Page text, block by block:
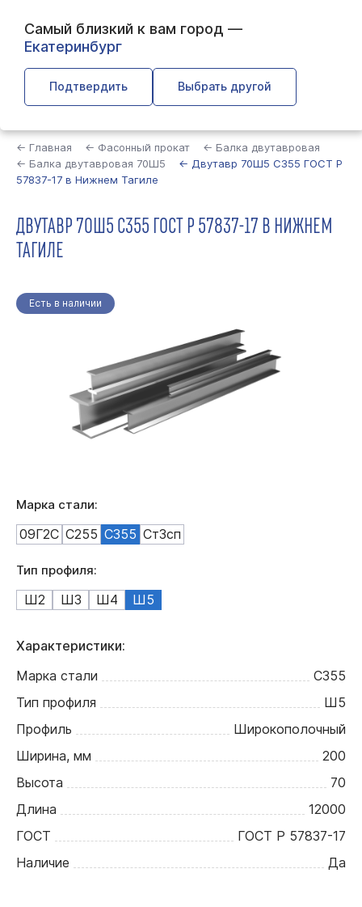
Самый близкий к вам город —
Екатеринбург
Подтвердить Выбрать другой
← Главная ← Фасонный прокат
← Балка двутавровая
← Балка двутавровая 70Ш5
← Двутавр 70Ш5 С355 ГОСТ Р
57837-17 в Нижнем Тагиле
ДВУТАВР 70Ш5 С355 ГОСТ Р 57837-17 В НИЖНЕМ
ТАГИЛЕ
Есть в наличии
Марка стали:
09Г2С С255 С355 Ст3сп
Тип профиля:
Ш2 Ш3 Ш4 Ш5
Характеристики:
Марка стали
С355
Тип профиля
Ш5
Профиль
Широкополочный
Ширина, мм
200
Высота
70
Длина
12000
ГОСТ
ГОСТ Р 57837-17
Наличие
Да